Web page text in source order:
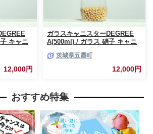
キャニ
わり
ジアムセ
霞町
12,000円
ガラスキャニスターDEGREE
A(500ml) / ガラス 硝子 キャニ
耐熱 一生もの 職人 こだわり
JIDA デザインミュージアムセ
レクション 茨城県 五霞町
茨城県五霞町
12,000円
おすすめ特集